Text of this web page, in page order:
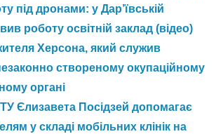
під дронами: у Дар’ївській
роботу освітній заклад (відео)
Херсона, який служив
створеному окупаційному
органі
Єлизавета Посідзей допомагає
у складі мобільних клінік на